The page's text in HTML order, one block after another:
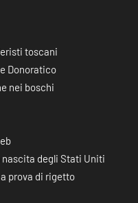
toscani
Donoratico
nei boschi
nascita degli Stati Uniti
prova di rigetto